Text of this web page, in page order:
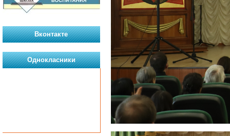
Вконтакте
Однокласники